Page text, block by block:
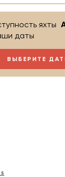
ВЫБЕРИТЕ
яхты
даты